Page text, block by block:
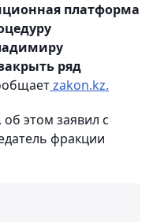
платформа
ряд
zakon.kz.
, об этом заявил с
фракции